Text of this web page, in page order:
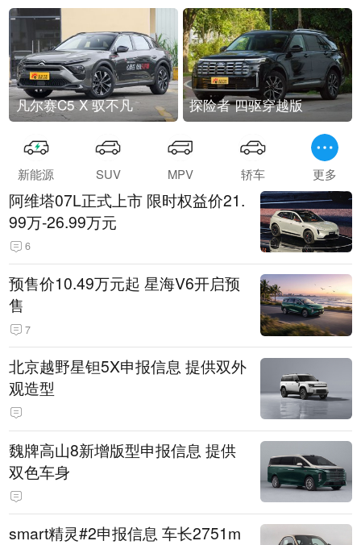
凡尔赛C5 X 驭不凡 探险者 四驱穿越版
新能源 SUV MPV 轿车 更多
阿维塔07L正式上市 限时权益价21.
99万-26.99万元
6
预售价10.49万元起 星海V6开启预
售
7
北京越野星钽5X申报信息 提供双外
观造型
魏牌高山8新增版型申报信息 提供
双色车身
smart精灵#2申报信息 车长2751m